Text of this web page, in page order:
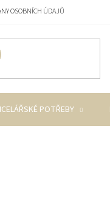
OSOBNÍCH ÚDAJŮ
POTŘEBY